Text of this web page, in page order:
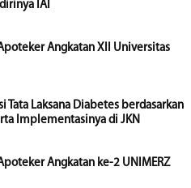
IAI
Angkatan XII Universitas
Tata Laksana Diabetes berdasarkan
Implementasinya di JKN
Angkatan ke-2 UNIMERZ